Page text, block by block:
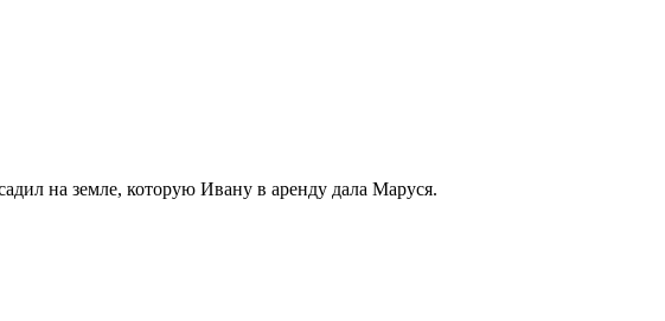
на земле, которую Ивану в аренду дала Маруся.